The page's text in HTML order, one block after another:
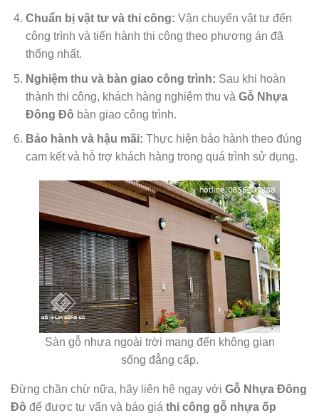
Chuẩn bị vật tư và thi công: Vận chuyển vật tư đến
công trình và tiến hành thi công theo phương án đã
thống nhất.
Nghiệm thu và bàn giao công trình: Sau khi hoàn
thành thi công, khách hàng nghiệm thu và Gỗ Nhựa
Đông Đô bàn giao công trình.
Bảo hành và hậu mãi: Thực hiện bảo hành theo đúng
cam kết và hỗ trợ khách hàng trong quá trình sử dụng.
Sàn gỗ nhựa ngoài trời mang đến không gian
sống đẳng cấp.
Đừng chần chừ nữa, hãy liên hệ ngay với Gỗ Nhựa Đông
Đô để được tư vấn và báo giá thi công gỗ nhựa ốp